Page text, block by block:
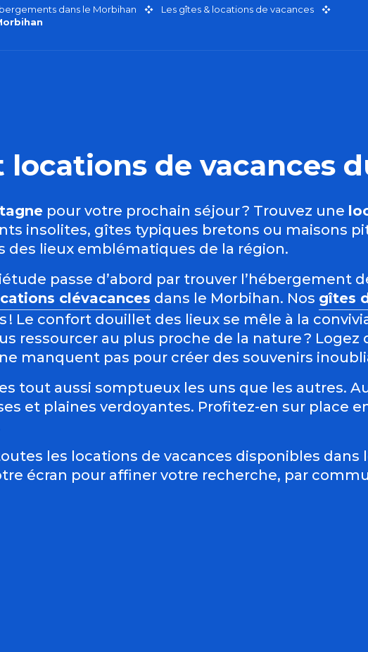
dans le Morbihan
Les gîtes & locations de vacances
locations de vacances
pour votre prochain séjour ? Trouvez une
insolites, gîtes typiques bretons ou maisons
des lieux emblématiques de la région.
passe d’abord par trouver l’hébergement
clévacances dans le Morbihan. Nos gîtes
Le confort douillet des lieux se mêle à la
ressourcer au plus proche de la nature ?
manquent pas pour créer des souvenirs
tout aussi somptueux les uns que les autres.
et plaines verdoyantes. Profitez-en sur place
les locations de vacances disponibles
écran pour affiner votre recherche, par